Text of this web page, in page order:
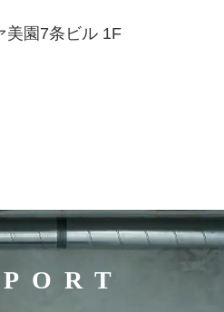
美園7条ビル 1F